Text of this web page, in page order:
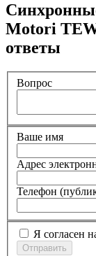
Motori
ответы
Вопрос
Ваше имя
Адрес
Телефон